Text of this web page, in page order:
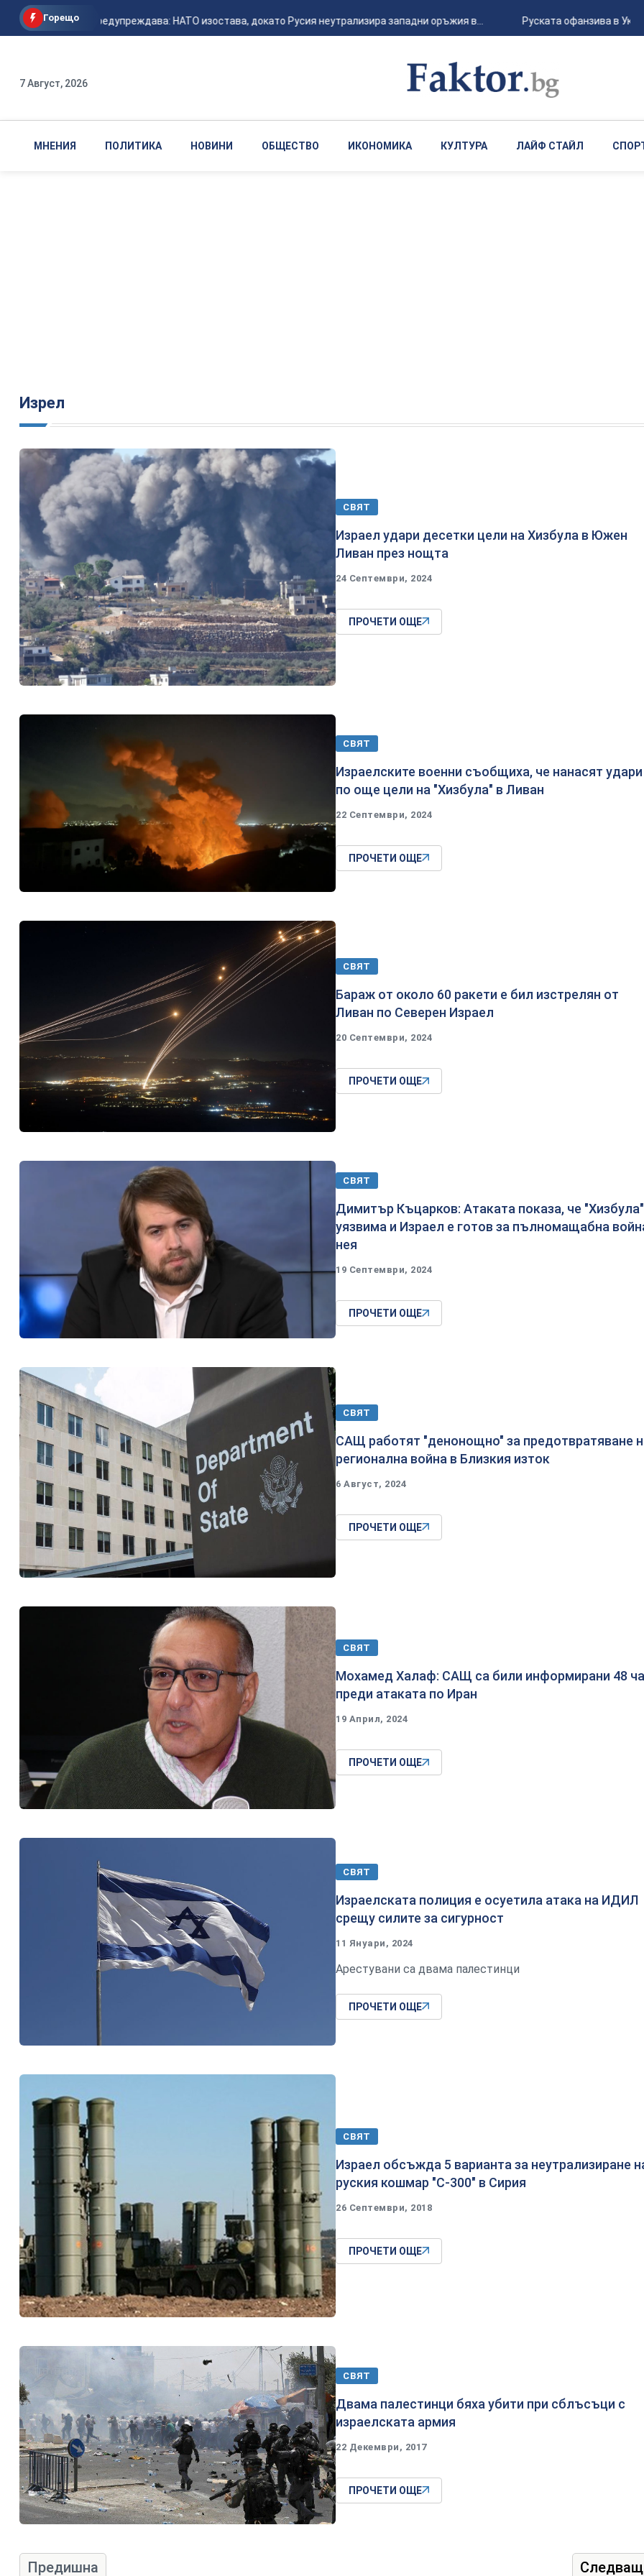
Горещо
Залужни предупреждава: НАТО изостава, докато Русия неутрализира западни оръжия в... Руската офанзива в
7 Август, 2026
МНЕНИЯ ПОЛИТИКА НОВИНИ ОБЩЕСТВО ИКОНОМИКА КУЛТУРА ЛАЙФ СТАЙЛ
Изрел
СВЯТ
Израел удари десетки цели на Хизбула в Южен
Ливан през нощта
24 Септември, 2024
ПРОЧЕТИ ОЩЕ
СВЯТ
Израелските военни съобщиха, че нанасят удари
по още цели на "Хизбула" в Ливан
22 Септември, 2024
ПРОЧЕТИ ОЩЕ
СВЯТ
Бараж от около 60 ракети е бил изстрелян от
Ливан по Северен Израел
20 Септември, 2024
ПРОЧЕТИ ОЩЕ
СВЯТ
Димитър Къцарков: Атаката показа, че
уязвима и Израел е готов за пълномащабна
нея
19 Септември, 2024
ПРОЧЕТИ ОЩЕ
СВЯТ
САЩ работят "денонощно" за предотвратяване
регионална война в Близкия изток
6 Август, 2024
ПРОЧЕТИ ОЩЕ
СВЯТ
Мохамед Халаф: САЩ са били информирани 48
преди атаката по Иран
19 Април, 2024
ПРОЧЕТИ ОЩЕ
СВЯТ
Израелската полиция е осуетила атака на ИДИЛ
срещу силите за сигурност
11 Януари, 2024
Арестувани са двама палестинци
ПРОЧЕТИ ОЩЕ
СВЯТ
Израел обсъжда 5 варианта за неутрализиране
руския кошмар "С-300" в Сирия
26 Септември, 2018
ПРОЧЕТИ ОЩЕ
СВЯТ
Двама палестинци бяха убити при сблъсъци с
израелската армия
22 Декември, 2017
ПРОЧЕТИ ОЩЕ
Предишна